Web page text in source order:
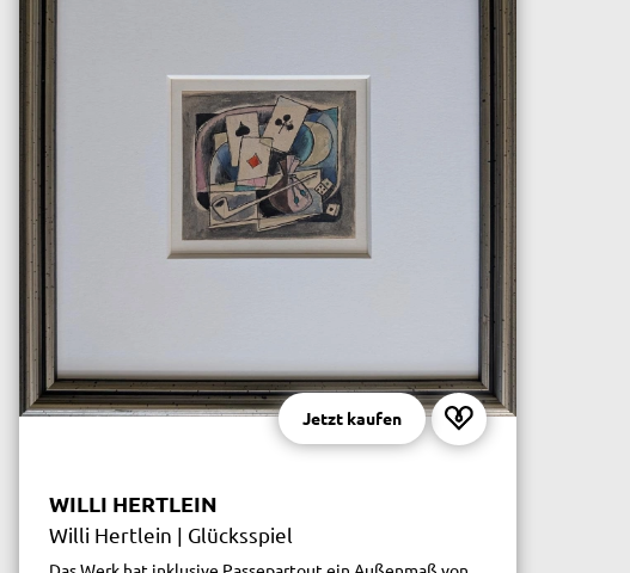
Jetzt kaufen
WILLI HERTLEIN
Willi Hertlein | Glücksspiel